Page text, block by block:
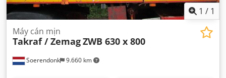
1 / 1
Soerendonk 9.660 km
Máy cán mịn
Takraf / ZemagZWB 630 x 800